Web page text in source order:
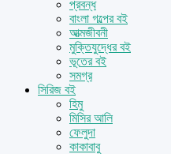
প্রবন্ধ
বাংলা গল্পের বই
আত্মজীবনী
মুক্তিযুদ্ধের বই
ভূতের বই
সমগ্র
সিরিজ বই
হিমু
মিসির আলি
ফেলুদা
কাকাবাবু